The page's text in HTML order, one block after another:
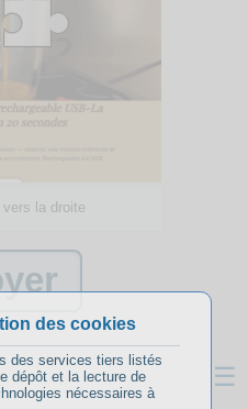
la droite
☰
des cookies
des services tiers listés
dépôt et la lecture de
nécessaires à